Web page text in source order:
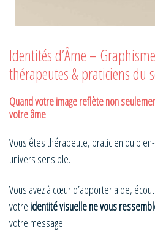
Identités d’Âme –
thérapeutes & praticiens du
Quand votre image reflète non
votre âme
Vous êtes thérapeute, praticien du
univers sensible.
Vous avez à cœur d’apporter aide,
votre identité visuelle ne vous
votre message.